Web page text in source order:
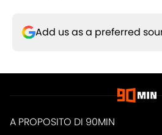
Add us as a preferred
A PROPOSITO DI 90MIN